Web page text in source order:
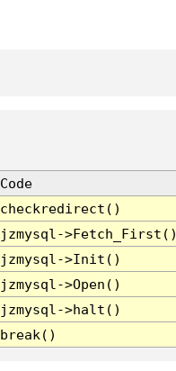
Code
checkredirect()
jzmysql-
jzmysql->Init()
jzmysql->Open()
jzmysql->halt()
break()